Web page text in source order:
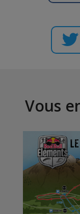
Vous